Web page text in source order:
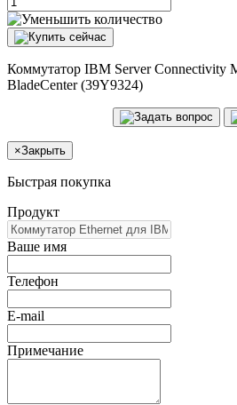
Коммутатор IBM Server Connectivity
BladeCenter (39Y9324)
×Закрыть
Быстрая покупка
Продукт
Ваше имя
Телефон
E-mail
Примечание